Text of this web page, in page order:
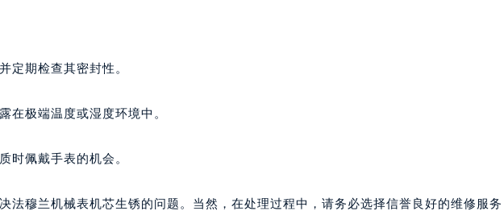
路5号海口华润大厦B座17层1707室（需提前预约）
道1800号腾达中心东1幢20楼2002室（需提前预约）
区西津西路16号兰州中心写字楼21层2102室（需提前预约）
图区会战大街法穆兰售后服务中心（需提前预约）
定期检查其密封性。
在极端温度或湿度环境中。
时佩戴手表的机会。
法穆兰机械表机芯生锈的问题。当然，在处理过程中，请务必选择信誉良好的维修服务